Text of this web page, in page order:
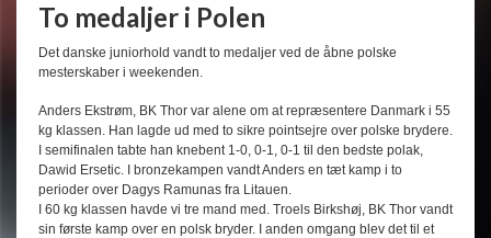
To medaljer i Polen
Det danske juniorhold vandt to medaljer ved de åbne polske
mesterskaber i weekenden.
Anders Ekstrøm, BK Thor var alene om at repræsentere Danmark i 55
kg klassen. Han lagde ud med to sikre pointsejre over polske brydere.
I semifinalen tabte han knebent 1-0, 0-1, 0-1 til den bedste polak,
Dawid Ersetic. I bronzekampen vandt Anders en tæt kamp i to
perioder over Dagys Ramunas fra Litauen.
I 60 kg klassen havde vi tre mand med. Troels Birkshøj, BK Thor vandt
sin første kamp over en polsk bryder. I anden omgang blev det til et